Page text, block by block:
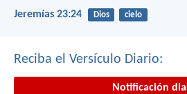
Jeremías 23:24 Dios cielo
Reciba el Versículo Diario:
Notificación